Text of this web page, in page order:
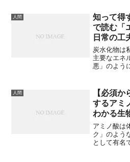
も付けます
ださい。
があり、動
を持つと考
は、犬や猫
た動物の異
されており
可能性が改
記事では、
や実際に観
人間
知って得
で読む「
日常の工
炭水化物は
主要なエネ
悪」のよう
層的な性
「単糖／
構」「低GI
溶性食物繊
践的アドバ
分けて、分
を交えなが
かりやすく
人間
【必須
するアミ
わかる生
アミノ酸は
ク」のよう
として有名